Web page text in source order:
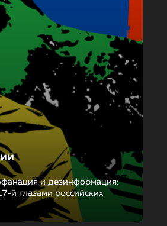
и дезинформация:
й глазами российских